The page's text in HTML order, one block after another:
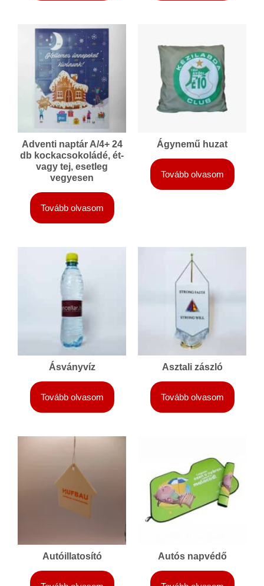
Adventi naptár A/4+ 24
db kockacsokoládé, ét-
vagy tej, esetleg
vegyesen
Tovább olvasom
Ágynemű huzat
Tovább olvasom
Ásványvíz
Tovább olvasom
Asztali zászló
Tovább olvasom
Autóillatosító Autós napvédő